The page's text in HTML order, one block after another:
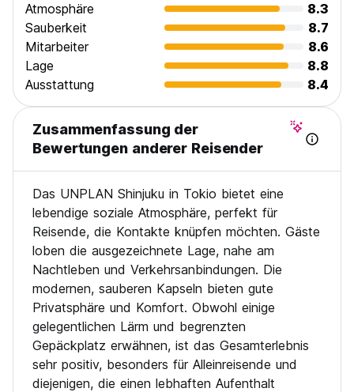
Atmosphäre
8.3
Sauberkeit
8.7
Mitarbeiter
8.6
Lage
8.8
Ausstattung
8.4
Zusammenfassung der
Bewertungen anderer Reisender
Das UNPLAN Shinjuku in Tokio bietet eine
lebendige soziale Atmosphäre, perfekt für
Reisende, die Kontakte knüpfen möchten. Gäste
loben die ausgezeichnete Lage, nahe am
Nachtleben und Verkehrsanbindungen. Die
modernen, sauberen Kapseln bieten gute
Privatsphäre und Komfort. Obwohl einige
gelegentlichen Lärm und begrenzten
Gepäckplatz erwähnen, ist das Gesamterlebnis
sehr positiv, besonders für Alleinreisende und
diejenigen, die einen lebhaften Aufenthalt